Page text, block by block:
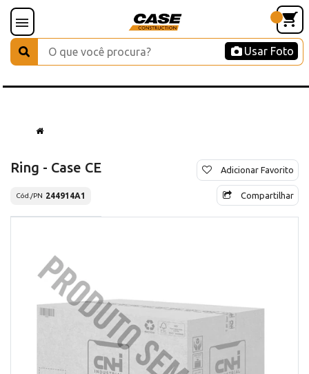
Usar Foto
Ring - Case CE
Cód./PN 244914A1
Adicionar Favorito
Compartilhar